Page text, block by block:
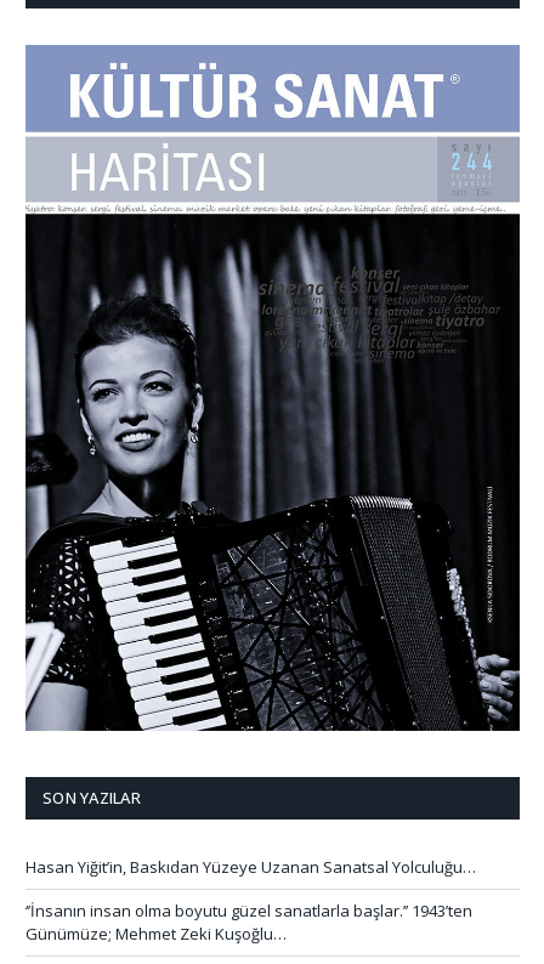
SON YAZILAR
Hasan Yiğit’in, Baskıdan Yüzeye Uzanan Sanatsal Yolculuğu…
‘’İnsanın insan olma boyutu güzel sanatlarla başlar.’’ 1943’ten
Günümüze; Mehmet Zeki Kuşoğlu…